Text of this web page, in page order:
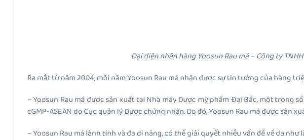
Đại diện nhãn hàng Yoosun Rau má – Công ty
Ra mắt từ năm 2004, mỗi năm Yoosun Rau má nhận được sự tin tưởng của hàng
– Yoosun Rau má được sản xuất tại Nhà máy Dược mỹ phẩm Đại Bắc, một
cGMP-ASEAN do Cục quản lý Dược chứng nhận. Do đó, Yoosun Rau má được sản
– Yoosun Rau má lành tính và đa di năng, có thể giải quyết nhiều vấn đề về da